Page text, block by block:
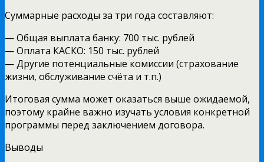
Суммарные расходы за три года составляют:
— Общая выплата банку: 700 тыс. рублей
— Оплата КАСКО: 150 тыс. рублей
— Другие потенциальные комиссии (страхование
жизни, обслуживание счёта и т.п.)
Итоговая сумма может оказаться выше ожидаемой,
поэтому крайне важно изучать условия конкретной
программы перед заключением договора.
Выводы